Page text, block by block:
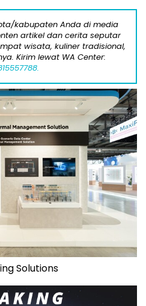
kabupaten Anda di media
artikel dan cerita seputar
wisata, kuliner tradisional,
Kirim lewat WA Center:
Solutions